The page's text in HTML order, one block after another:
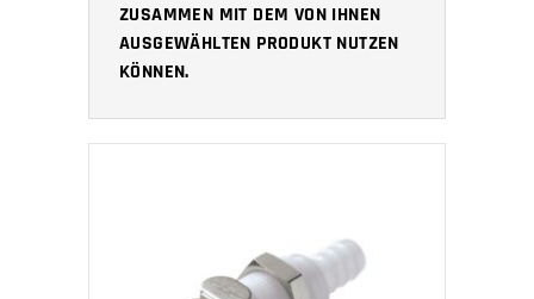
ZUSAMMEN MIT DEM VON IHNEN
AUSGEWÄHLTEN PRODUKT NUTZEN
KÖNNEN.